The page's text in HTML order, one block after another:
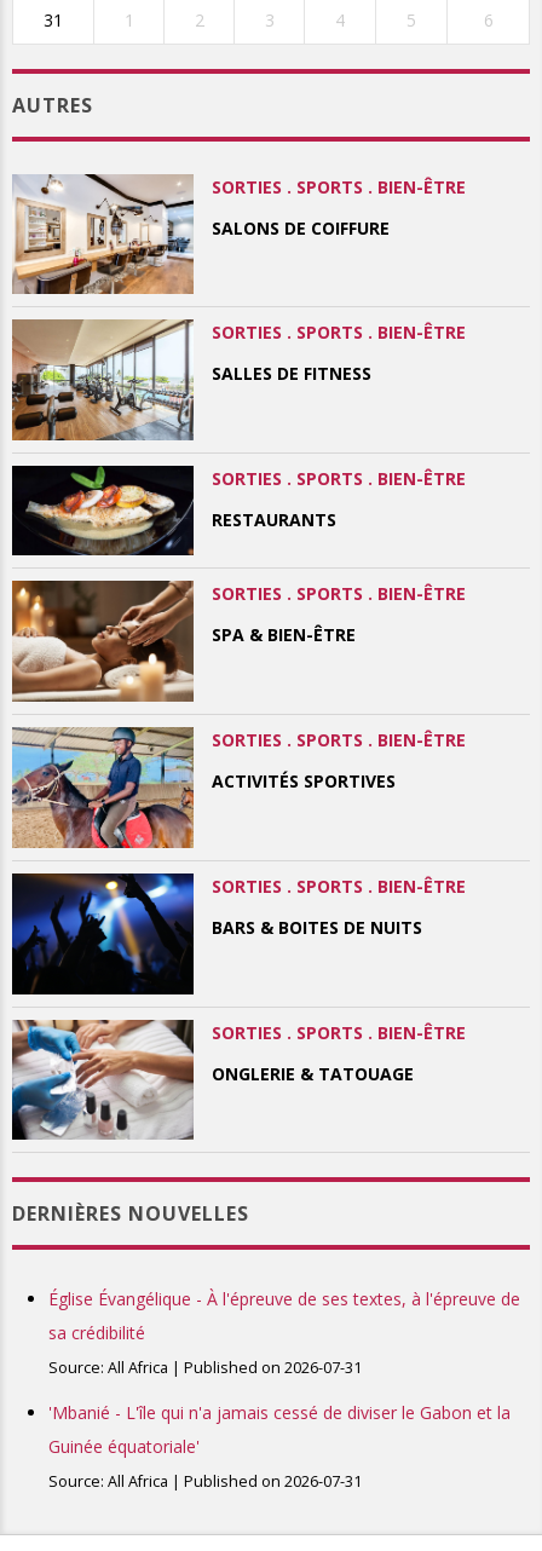
31 1 2 3 4 5 6
AUTRES
SORTIES . SPORTS . BIEN-ÊTRE
SALONS DE COIFFURE
SORTIES . SPORTS . BIEN-ÊTRE
SALLES DE FITNESS
SORTIES . SPORTS . BIEN-ÊTRE
RESTAURANTS
SORTIES . SPORTS . BIEN-ÊTRE
SPA & BIEN-ÊTRE
SORTIES . SPORTS . BIEN-ÊTRE
ACTIVITÉS SPORTIVES
SORTIES . SPORTS . BIEN-ÊTRE
BARS & BOITES DE NUITS
SORTIES . SPORTS . BIEN-ÊTRE
ONGLERIE & TATOUAGE
DERNIÈRES NOUVELLES
Église Évangélique - À l'épreuve de ses textes, à l'épreuve de
sa crédibilité
Source: All Africa Published on 2026-07-31
'Mbanié - L'île qui n'a jamais cessé de diviser le Gabon et la
Guinée équatoriale'
Source: All Africa Published on 2026-07-31